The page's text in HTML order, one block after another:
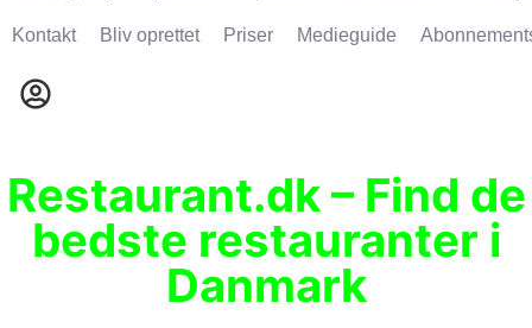
Kontakt Bliv oprettet Priser Medieguide
Restaurant.dk – Find de
bedste restauranter i
Danmark